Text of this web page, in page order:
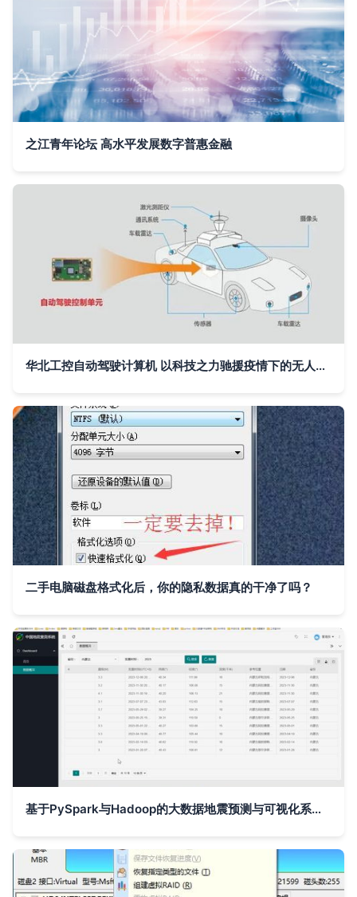
之江青年论坛 高水平发展数字普惠金融
华北工控自动驾驶计算机 以科技之力驰援疫情下的无人配送车
二手电脑磁盘格式化后，你的隐私数据真的干净了吗？
基于PySpark与Hadoop的大数据地震预测与可视化系统研究与实践